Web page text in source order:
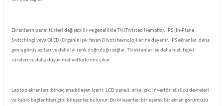
Ekranların panel türleri değişebilir ve genellikle TN (Twisted Nematic), IPS (In-Plane
Switching) veya OLED (Organik Işık Yayan Diyot) teknolojilerine dayanır. IPS ekranlar, daha
geniş görüş açıları ve daha iyi renk doğruluğu sağlar, TN ekranlar ise daha hızlı tepki
süreleri ve daha düşük maliyetlerle öne çıkar.
Laptop ekranları, birkaç ana bileşen içerir. LCD paneli, arka ışık, invertör, sürücü devreleri
ve kablo bağlantıları gibi bileşenler bulunur. Bu bileşenler, birleşerek bir ekran görüntüsü